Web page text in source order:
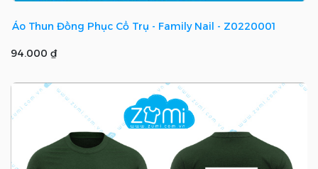
Áo Thun Đồng Phục Cổ Trụ - Family Nail - Z0220001
94.000 ₫